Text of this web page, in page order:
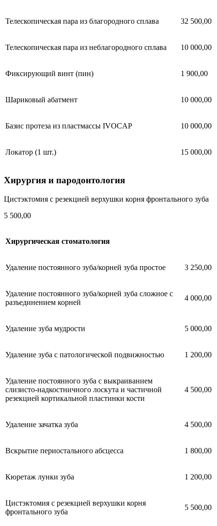
Телескопическая пара из благородного сплава 32 500,00
Телескопическая пара из неблагородного сплава 10 000,00
Фиксирующий винт (пин) 1 900,00
Шариковый абатмент 10 000,00
Базис протеза из пластмассы IVOCAP 10 000,00
Локатор (1 шт.) 15 000,00
Хирургия и пародонтология
Цистэктомия с резекцией верхушки корня фронтального зуба
5 500,00
Хирургическая стоматология
Удаление постоянного зуба/корней зуба простое 3 250,00
Удаление постоянного зуба/корней зуба сложное с
разъединением корней
4 000,00
Удаление зуба мудрости 5 000,00
Удаление зуба с патологической подвижностью 1 200,00
Удаление постоянного зуба с выкраиванием
слизисто-надкостничного лоскута и частичной
резекцией кортикальной пластинки кости
4 500,00
Удаление зачатка зуба 4 500,00
Вскрытие периостального абсцесса 1 800,00
Кюретаж лунки зуба 1 200,00
Цистэктомия с резекцией верхушки корня
фронтального зуба
5 500,00